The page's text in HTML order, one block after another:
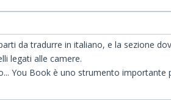
da tradurre in italiano, e la sezione
legati alle camere.
You Book è uno strumento importante